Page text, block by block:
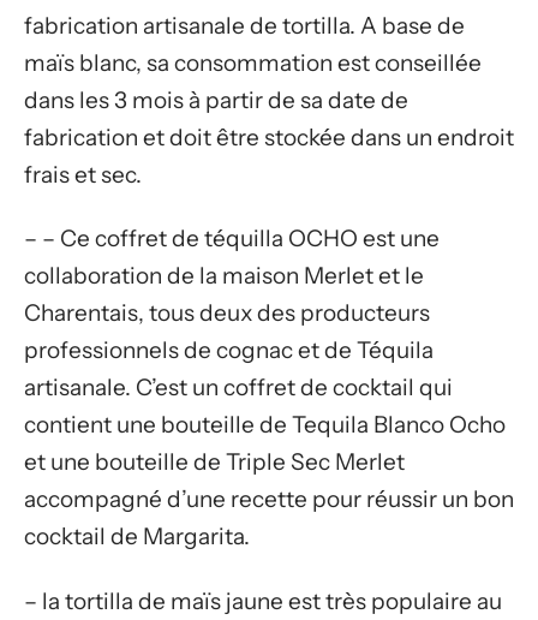
fabrication artisanale de tortilla. A base de
maïs blanc, sa consommation est conseillée
dans les 3 mois à partir de sa date de
fabrication et doit être stockée dans un endroit
frais et sec.
– – Ce coffret de téquilla OCHO est une
collaboration de la maison Merlet et le
Charentais, tous deux des producteurs
professionnels de cognac et de Téquila
artisanale. C’est un coffret de cocktail qui
contient une bouteille de Tequila Blanco Ocho
et une bouteille de Triple Sec Merlet
accompagné d’une recette pour réussir un bon
cocktail de Margarita.
– la tortilla de maïs jaune est très populaire au